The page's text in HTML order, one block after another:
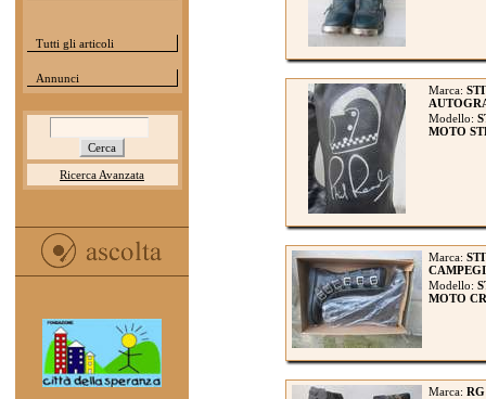
Tutti gli articoli
Annunci
Ricerca Avanzata
Marca:
Modello:
MOTO
Marca:
Modello:
MOTO
Marca: